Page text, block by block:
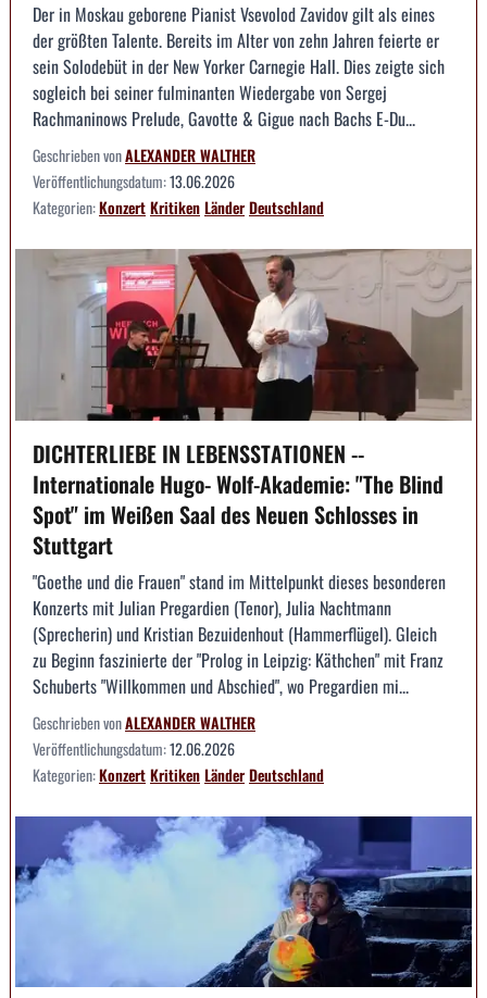
Der in Moskau geborene Pianist Vsevolod Zavidov gilt als eines
der größten Talente. Bereits im Alter von zehn Jahren feierte er
sein Solodebüt in der New Yorker Carnegie Hall. Dies zeigte sich
sogleich bei seiner fulminanten Wiedergabe von Sergej
Rachmaninows Prelude, Gavotte & Gigue nach Bachs E-Du...
Geschrieben vonALEXANDER WALTHER
Veröffentlichungsdatum:13.06.2026
Kategorien:KonzertKritikenLänderDeutschland
DICHTERLIEBE IN LEBENSSTATIONEN --
Internationale Hugo- Wolf-Akademie: "The Blind
Spot" im Weißen Saal des Neuen Schlosses in
Stuttgart
"Goethe und die Frauen" stand im Mittelpunkt dieses besonderen
Konzerts mit Julian Pregardien (Tenor), Julia Nachtmann
(Sprecherin) und Kristian Bezuidenhout (Hammerflügel). Gleich
zu Beginn faszinierte der "Prolog in Leipzig: Käthchen" mit Franz
Schuberts "Willkommen und Abschied", wo Pregardien mi...
Geschrieben vonALEXANDER WALTHER
Veröffentlichungsdatum:12.06.2026
Kategorien:KonzertKritikenLänderDeutschland